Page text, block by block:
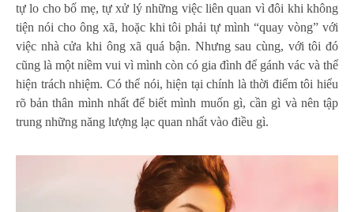
tự lo cho bố mẹ, tự xử lý những việc liên quan vì đôi khi không
tiện nói cho ông xã, hoặc khi tôi phải tự mình “quay vòng” với
việc nhà cửa khi ông xã quá bận. Nhưng sau cùng, với tôi đó
cũng là một niềm vui vì mình còn có gia đình để gánh vác và thể
hiện trách nhiệm. Có thể nói, hiện tại chính là thời điểm tôi hiểu
rõ bản thân mình nhất để biết mình muốn gì, cần gì và nên tập
trung những năng lượng lạc quan nhất vào điều gì.